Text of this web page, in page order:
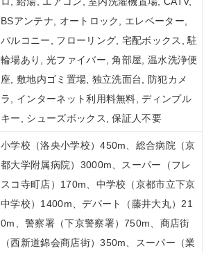
BSアンテナ, オートロック, エレベーター,
バルコニー, フローリング, 宅配ボックス, 駐
輪場あり, 光ファイバー, 角部屋, 温水洗浄便
座, 敷地内ゴミ置場, 独立洗面台, 防犯カメ
ラ, インターネット利用料無料, ディンプル
キー, シューズボックス, 保証人不要
小学校（洛央小学校）450m、総合病院（京
都大学附属病院）3000m、スーパー（フレ
スコ寺町店）170m、中学校（京都市立下京
中学校）1400m、デパート（藤井大丸）21
0m、警察署（下京警察署）750m、商店街
（西新道錦会商店街）350m、スーパー（業